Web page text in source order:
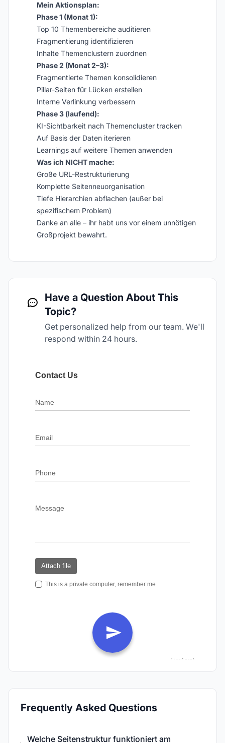
Mein Aktionsplan:
Phase 1 (Monat 1):
Top 10 Themenbereiche auditieren
Fragmentierung identifizieren
Inhalte Themenclustern zuordnen
Phase 2 (Monat 2–3):
Fragmentierte Themen konsolidieren
Pillar-Seiten für Lücken erstellen
Interne Verlinkung verbessern
Phase 3 (laufend):
KI-Sichtbarkeit nach Themencluster tracken
Auf Basis der Daten iterieren
Learnings auf weitere Themen anwenden
Was ich NICHT mache:
Große URL-Restrukturierung
Komplette Seitenneuorganisation
Tiefe Hierarchien abflachen (außer bei
spezifischem Problem)
Danke an alle – ihr habt uns vor einem unnötigen
Großprojekt bewahrt.
Have a Question About This
Topic?
Get personalized help from our team. We'll
respond within 24 hours.
Frequently Asked Questions
Welche Seitenstruktur funktioniert am